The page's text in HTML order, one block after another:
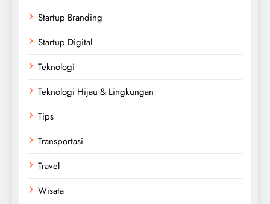
Startup Branding
Startup Digital
Teknologi
Teknologi Hijau & Lingkungan
Tips
Transportasi
Travel
Wisata